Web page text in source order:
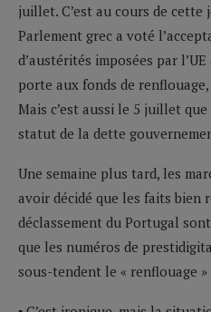
juillet. C’est au cours de cette
Parlement grec a voté
d’austérités imposées par
porte aux fonds de
Mais c’est aussi le 5 juillet
statut de la dette
Une semaine plus tard, les
avoir décidé que les faits bien
déclassement du Portugal
que les numéros de
sous-tendent le « renflouage »